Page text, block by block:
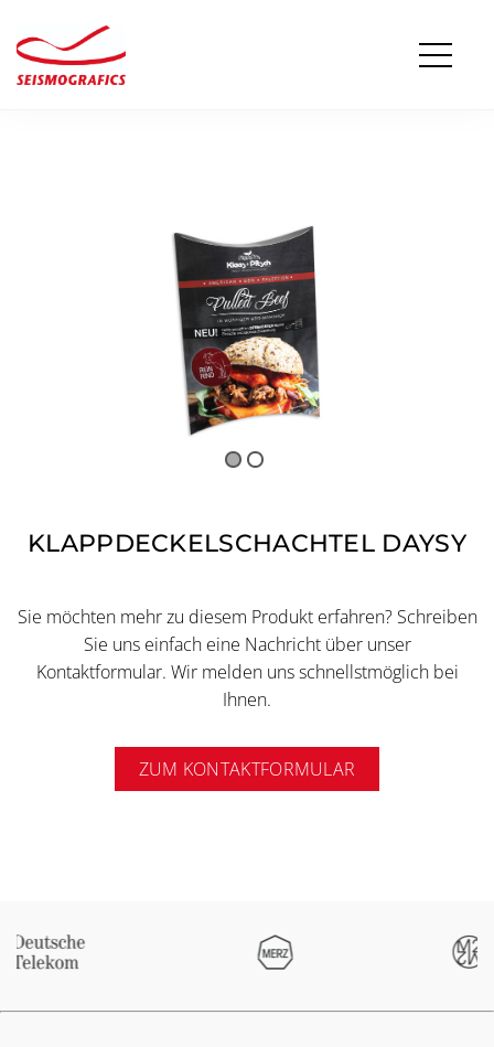
KLAPPDECKELSCHACHTEL DAYSY
Sie möchten mehr zu diesem Produkt erfahren? Schreiben
Sie uns einfach eine Nachricht über unser
Kontaktformular. Wir melden uns schnellstmöglich bei
Ihnen.
ZUM KONTAKTFORMULAR